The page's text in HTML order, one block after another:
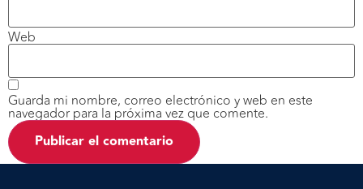
Web
Guarda mi nombre, correo electrónico y web en este
navegador para la próxima vez que comente.